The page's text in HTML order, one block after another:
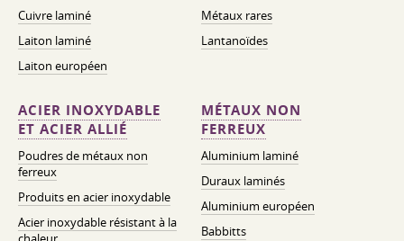
Cuivre laminé
Laiton laminé
Laiton européen
Métaux rares
Lantanoïdes
ACIER INOXYDABLE
ET ACIER ALLIÉ
Poudres de métaux non
ferreux
Produits en acier inoxydable
Acier inoxydable résistant à la
MÉTAUX NON
FERREUX
Aluminium laminé
Duraux laminés
Aluminium européen
Babbitts